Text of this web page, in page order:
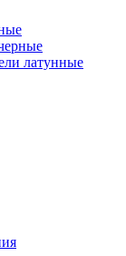
латунные